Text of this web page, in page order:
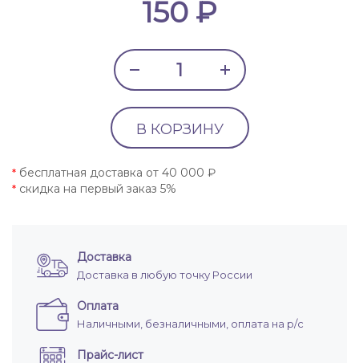
150 ₽
В КОРЗИНУ
* бесплатная доставка от 40 000 ₽
* скидка на первый заказ 5%
Доставка
Доставка в любую точку России
Оплата
Наличными, безналичными, оплата на р/с
Прайс-лист